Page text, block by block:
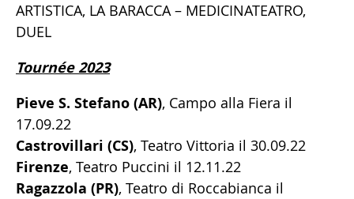
ARTISTICA, LA BARACCA – MEDICINATEATRO,
DUEL
Tournée 2023
Pieve S. Stefano (AR), Campo alla Fiera il
17.09.22
Castrovillari (CS), Teatro Vittoria il 30.09.22
Firenze, Teatro Puccini il 12.11.22
Ragazzola (PR), Teatro di Roccabianca il